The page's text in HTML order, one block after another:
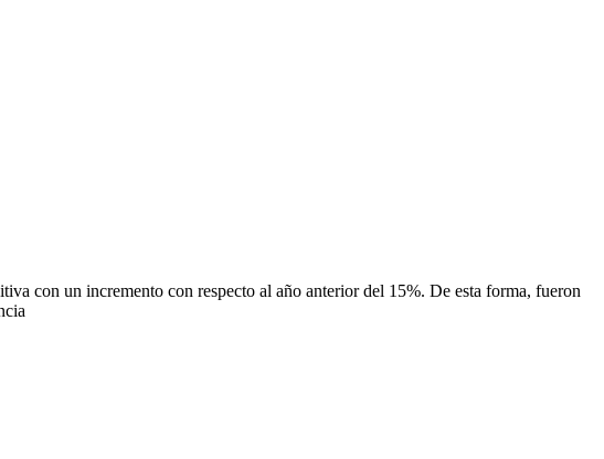
con un incremento con respecto al año anterior del 15%. De esta forma, fueron